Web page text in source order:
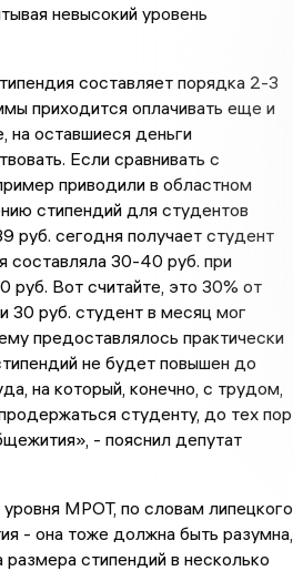
невысокий уровень
составляет порядка 2-3
приходится оплачивать еще и
на оставшиеся деньги
Если сравнивать с
приводили в областном
стипендий для студентов
руб. сегодня получает студент
составляла 30-40 руб. при
руб. Вот считайте, это 30% от
30 руб. студент в месяц мог
предоставлялось практически
не будет повышен до
на который, конечно, с трудом,
студенту, до тех пор
- пояснил депутат
МРОТ, по словам липецкого
- она тоже должна быть разумна,
стипендий в несколько